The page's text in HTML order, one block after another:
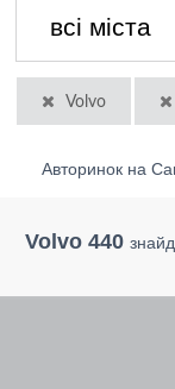
Volvo
Авторинок на
Volvo 440